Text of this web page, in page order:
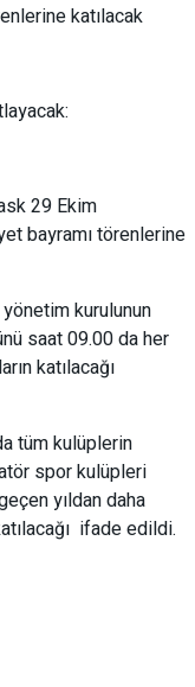
katılacak
29 Ekim
bayramı törenlerine
kurulunun
saat 09.00 da her
katılacağı
tüm kulüplerin
spor kulüpleri
yıldan daha
ifade edildi.